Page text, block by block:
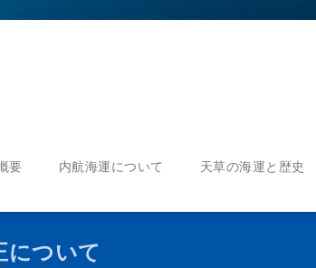
要 内航海運について 天草の海運と歴史
について